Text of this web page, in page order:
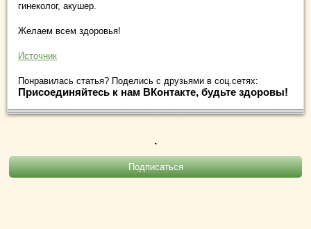
гинеколог, акушер.
Желаем всем здоровья!
Источник
Понравилась статья? Поделись с друзьями в соц.сетях:
Присоединяйтесь к нам ВКонтакте, будьте здоровы!
.